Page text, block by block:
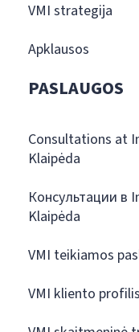
VMI strategija
Apklausos
PASLAUGOS
Consultations at
Klaipėda
Консультации в
Klaipėda
VMI teikiamos
VMI kliento profilis